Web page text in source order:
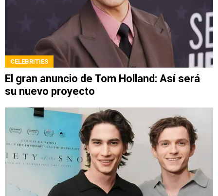
CELEBRITIES
El gran anuncio de Tom Holland: Así será
su nuevo proyecto